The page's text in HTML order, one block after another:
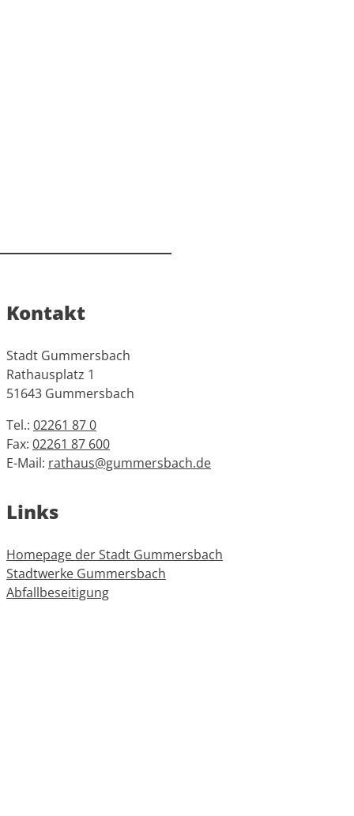
Kontakt
Stadt Gummersbach
Rathausplatz 1
51643 Gummersbach
Tel.: 02261 87 0
Fax: 02261 87 600
E-Mail: rathaus@gummersbach.de
Links
Homepage der Stadt Gummersbach
Stadtwerke Gummersbach
Abfallbeseitigung